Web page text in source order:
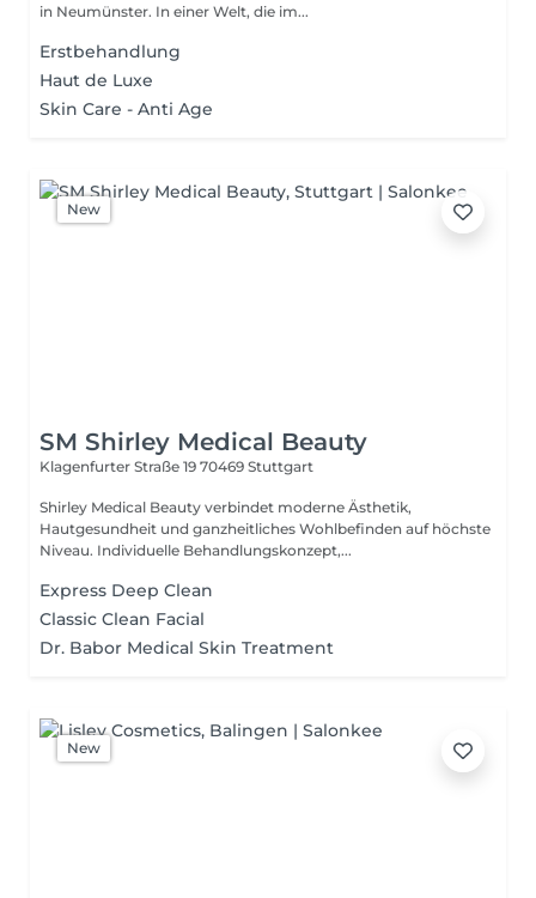
in Neumünster. In einer Welt, die im...
Erstbehandlung
Haut de Luxe
Skin Care - Anti Age
New
SM Shirley Medical Beauty
Klagenfurter Straße 19 70469 Stuttgart
Shirley Medical Beauty verbindet moderne Ästhetik,
Hautgesundheit und ganzheitliches Wohlbefinden auf höchste
Niveau. Individuelle Behandlungskonzept,...
Express Deep Clean
Classic Clean Facial
Dr. Babor Medical Skin Treatment
New